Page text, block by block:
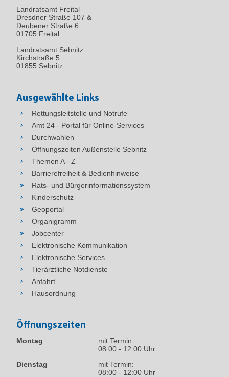
Landratsamt Freital
Dresdner Straße 107 &
Deubener Straße 6
01705 Freital
Landratsamt Sebnitz
Kirchstraße 5
01855 Sebnitz
Ausgewählte Links
Rettungsleitstelle und Notrufe
Amt 24 - Portal für Online-Services
Durchwahlen
Öffnungszeiten Außenstelle Sebnitz
Themen A - Z
Barrierefreiheit & Bedienhinweise
Rats- und Bürgerinformationssystem
Kinderschutz
Geoportal
Organigramm
Jobcenter
Elektronische Kommunikation
Elektronische Services
Tierärztliche Notdienste
Anfahrt
Hausordnung
Öffnungszeiten
Montag
mit Termin:
08:00 - 12:00 Uhr
Dienstag
mit Termin:
08:00 - 12:00 Uhr